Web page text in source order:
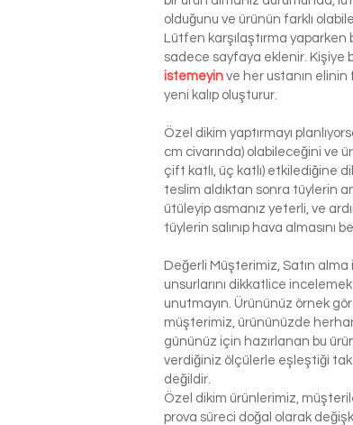
olduğunu ve ürünün farklı
Lütfen karşılaştırma
sadece sayfaya eklenir. Kişiye
istemeyin ve her ustanın elinin
yeni kalıp oluşturur.
Özel dikim yaptırmayı
cm civarında) olabileceğini ve
çift katlı, üç katlı) etkilediğine
teslim aldıktan sonra tüylerin
ütüleyip asmanız yeterli, ve
tüylerin salınıp hava almasını
Değerli Müşterimiz, Satın
unsurlarını dikkatlice
unutmayın. Ürününüz örnek
müşterimiz, ürününüzde
gününüz için hazırlanan bu
verdiğiniz ölçülerle eşleştiği
değildir.
Özel dikim ürünlerimiz,
prova süreci doğal olarak